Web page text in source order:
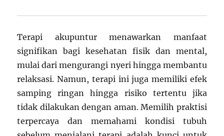
Terapi akupuntur menawarkan manfaat
signifikan bagi kesehatan fisik dan mental,
mulai dari mengurangi nyeri hingga membantu
relaksasi. Namun, terapi ini juga memiliki efek
samping ringan hingga risiko tertentu jika
tidak dilakukan dengan aman. Memilih praktisi
terpercaya dan memahami kondisi tubuh